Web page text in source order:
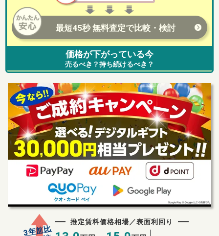
最短45秒 無料査定で比較・検討
価格が下がっている今
売るべき？持ち続けるべき？
3年前比
推定賃料価格相場／表面利回り